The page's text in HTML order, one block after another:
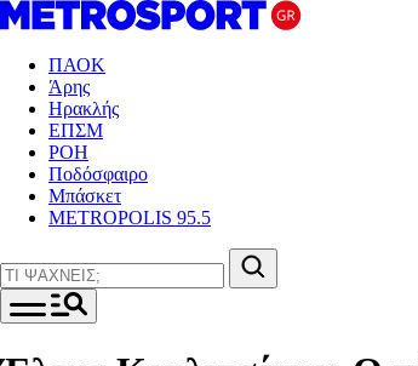
ΠΑΟΚ
Άρης
Ηρακλής
ΕΠΣΜ
ΡΟΗ
Ποδόσφαιρο
Μπάσκετ
METROPOLIS 95.5